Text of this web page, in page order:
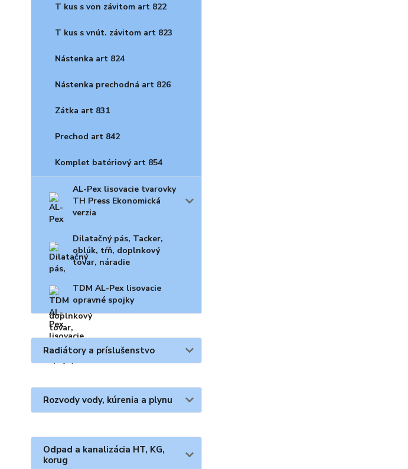
T kus s von závitom art 822
T kus s vnút. závitom art 823
Nástenka art 824
Nástenka prechodná art 826
Zátka art 831
Prechod art 842
Komplet batériový art 854
AL-Pex lisovacie tvarovky
TH Press Ekonomická
verzia
Dilatačný pás, Tacker,
oblúk, tŕň, doplnkový
tovar, náradie
TDM AL-Pex lisovacie
opravné spojky
Radiátory a príslušenstvo
Rozvody vody, kúrenia a plynu
Odpad a kanalizácia HT, KG,
korug